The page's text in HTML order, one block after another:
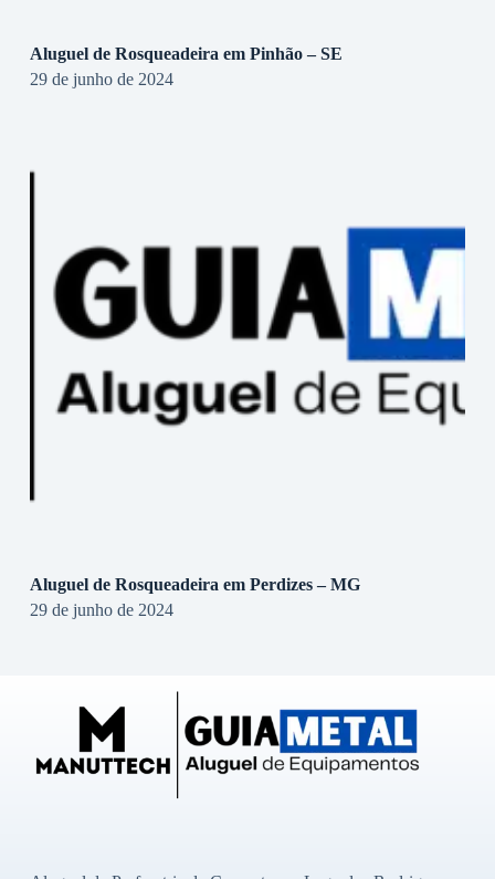
Aluguel de Rosqueadeira em Pinhão – SE
29 de junho de 2024
Aluguel de Rosqueadeira em Perdizes – MG
29 de junho de 2024